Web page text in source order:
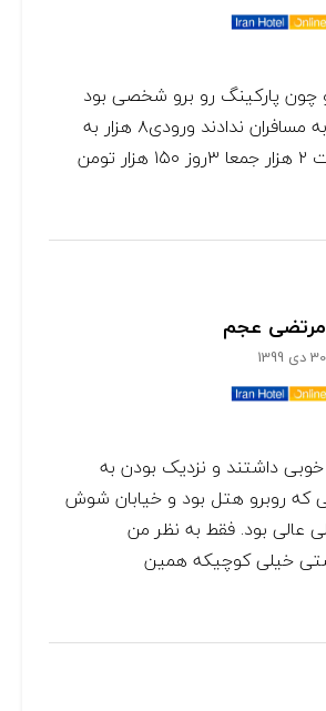
چون پارکینگ رو برو شخصی بود
هیچ تخفیفی به مسافران ندادند ورودی۸ هزار به
مرتضی عجم
30 دی 1399
خوبی داشتند و نزدیک بودن به
که روبرو هتل بود و خیابان شوش
عالی بود. فقط به نظر من
خیلی کوچیکه همین